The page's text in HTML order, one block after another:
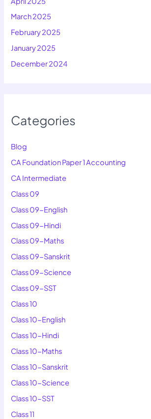
March 2025
February 2025
January 2025
December 2024
Categories
Blog
CA Foundation Paper 1 Accounting
CA Intermediate
Class 09
Class 09-English
Class 09-Hindi
Class 09-Maths
Class 09-Sanskrit
Class 09-Science
Class 09-SST
Class 10
Class 10-English
Class 10-Hindi
Class 10-Maths
Class 10-Sanskrit
Class 10-Science
Class 10-SST
Class 11